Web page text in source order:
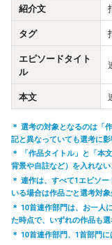
紹介文
タグ
エピソードタイト
ル
本文
選考の対象となるのは「
記と異なっていても選考に影
「作品タイトル」と「本
背景や自註など）を入れない
連作は、すべて1エピソ
いる場合は作品ごと選考対象
10首連作部門は、お一人
た時点で、いずれの作品も選
10首連作部門、1首部門に